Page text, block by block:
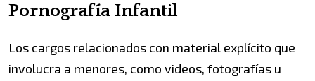
Pornografía Infantil
Los cargos relacionados con material explícito que
involucra a menores, como videos, fotografías u